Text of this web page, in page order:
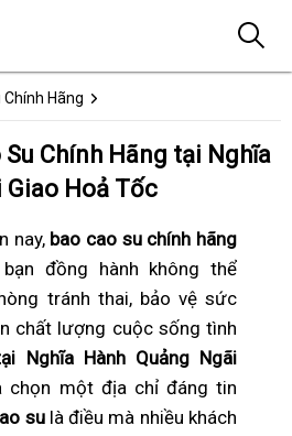
Chính Hãng
Chính Hãng tại Nghĩa
Giao Hoả Tốc
nay, bao cao su chính hãng
đồng hành không thể
tránh thai, bảo vệ sức
chất lượng cuộc sống tình
Nghĩa Hành Quảng Ngãi
chọn một địa chỉ đáng tin
sulà điều mà nhiều khách